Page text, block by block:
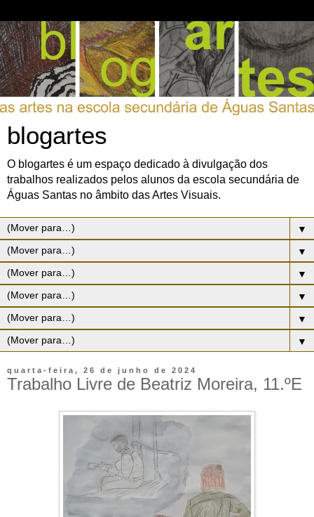
blogartes
O blogartes é um espaço dedicado à divulgação dos
trabalhos realizados pelos alunos da escola secundária de
Águas Santas no âmbito das Artes Visuais.
▼
▼
▼
▼
▼
▼
quarta-feira, 26 de junho de 2024
Trabalho Livre de Beatriz Moreira, 11.ºE